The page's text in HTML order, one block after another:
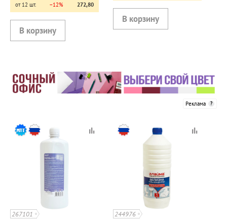
от 12 шт.
−12% 272,80
Реклама
267101 244976